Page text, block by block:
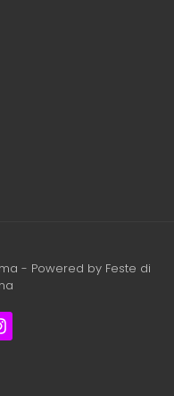
- Powered by Feste di